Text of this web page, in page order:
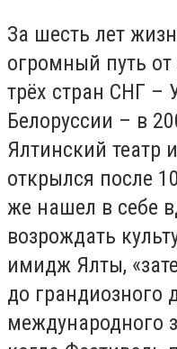
За шесть лет
огромный путь
трёх стран СНГ –
Белоруссии – в
Ялтинский театр
открылся после
же нашел в себе
возрождать
имидж Ялты,
до грандиозного
международного